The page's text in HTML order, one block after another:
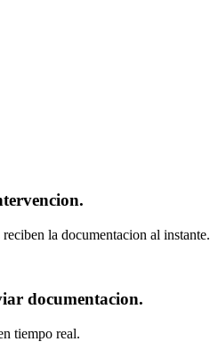
la documentacion al instante.
documentacion.
tiempo real.